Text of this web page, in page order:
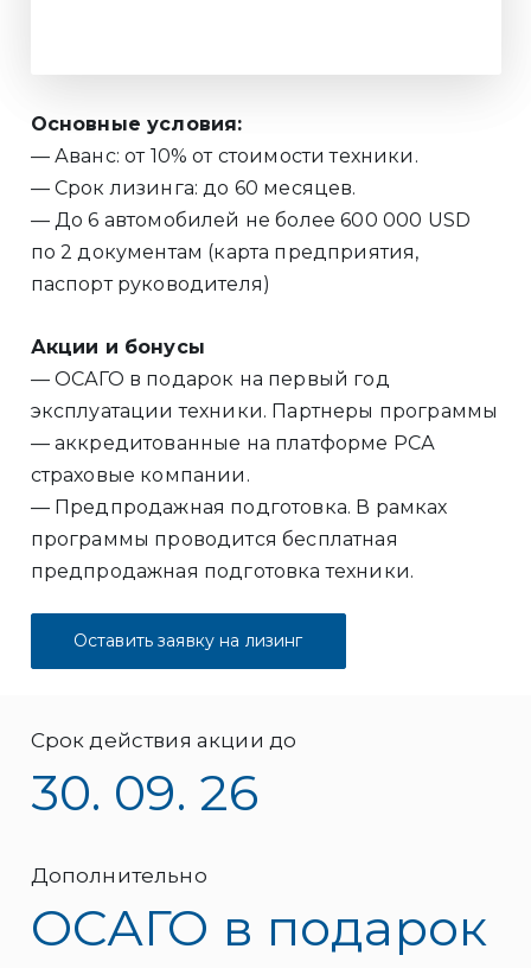
Основные условия:
— Аванс: от 10% от стоимости техники.
— Срок лизинга: до 60 месяцев.
— До 6 автомобилей не более 600 000 USD
по 2 документам (карта предприятия,
паспорт руководителя)
Акции и бонусы
— ОСАГО в подарок на первый год
эксплуатации техники. Партнеры программы
— аккредитованные на платформе РСА
страховые компании.
— Предпродажная подготовка. В рамках
программы проводится бесплатная
предпродажная подготовка техники.
Оставить заявку на лизинг
Срок действия акции до
30. 09. 26
Дополнительно
ОСАГО в подарок